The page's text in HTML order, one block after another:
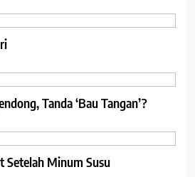
Tanda ‘Bau Tangan’?
Setelah Minum Susu